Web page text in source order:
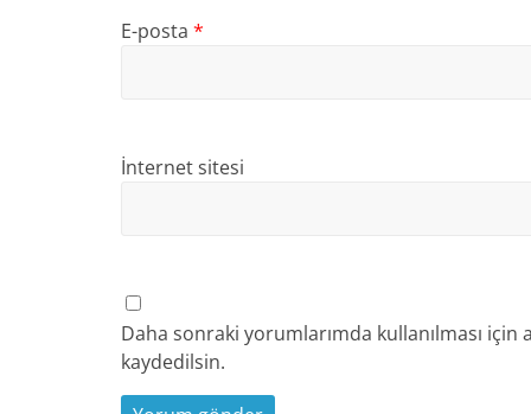
E-posta *
İnternet sitesi
Daha sonraki yorumlarımda kullanılması için
kaydedilsin.